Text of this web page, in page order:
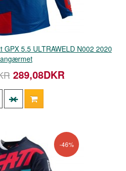
5.5 ULTRAWELD N002 2020
289,08DKR
-46%